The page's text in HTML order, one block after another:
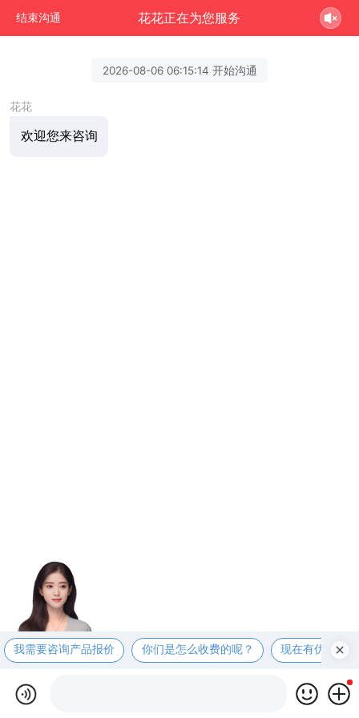
结束沟通 花花正在为您服务
2026-08-06 06:15:14 开始沟通
花花
欢迎您来咨询
我需要咨询产品报价 你们是怎么收费的呢？ 现在有优惠活